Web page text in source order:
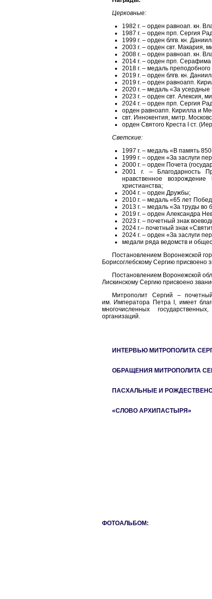
Церковные:
1982 г. – орден равноап. кн.
1987 г. – орден прп. Сергия
1999 г. – орден блгв. кн.
2003 г. – орден свт. Макария,
2008 г. – орден равноап. кн.
2014 г. – орден прп. Серафима
2018 г. – медаль
2019 г. – орден блгв. кн.
2019 г. – орден равноапп.
2020 г. – медаль «За
2023 г. – орден свт. Алексия,
2024 г. – орден прп. Сергия
орден равноапп. Кирилла и
свт. Иннокентия, митр.
орден Святого Креста I ст.
Светские:
1997 г. – медаль «В память
1999 г. – орден «За заслуги
2000 г. – орден Почета
2001 г. – Благодарность
нравственное
христианства;
2004 г. – орден Дружбы;
2010 г. – медаль «65 лет
2013 г. – медаль «За труды во
2019 г. – орден Александра
2023 г. – почетный знак
2024 г.– почетный знак
2024 г. – орден «За заслуги
медали ряда ведомств и
Постановлением Воронежской
Борисоглебскому Сергию
Постановлением Воронежской
Лискинскому Сергию присвоено
Митрополит Сергий – почетный
им. Императора Петра I, имеет
многочисленных
организаций.
ИНТЕРВЬЮ МИТРОПОЛИТА
ОБРАЩЕНИЯ МИТРОПОЛИТА
ПАСХАЛЬНЫЕ И
«СЛОВО АРХИПАСТЫРЯ»
ФОТОАЛЬБОМ: